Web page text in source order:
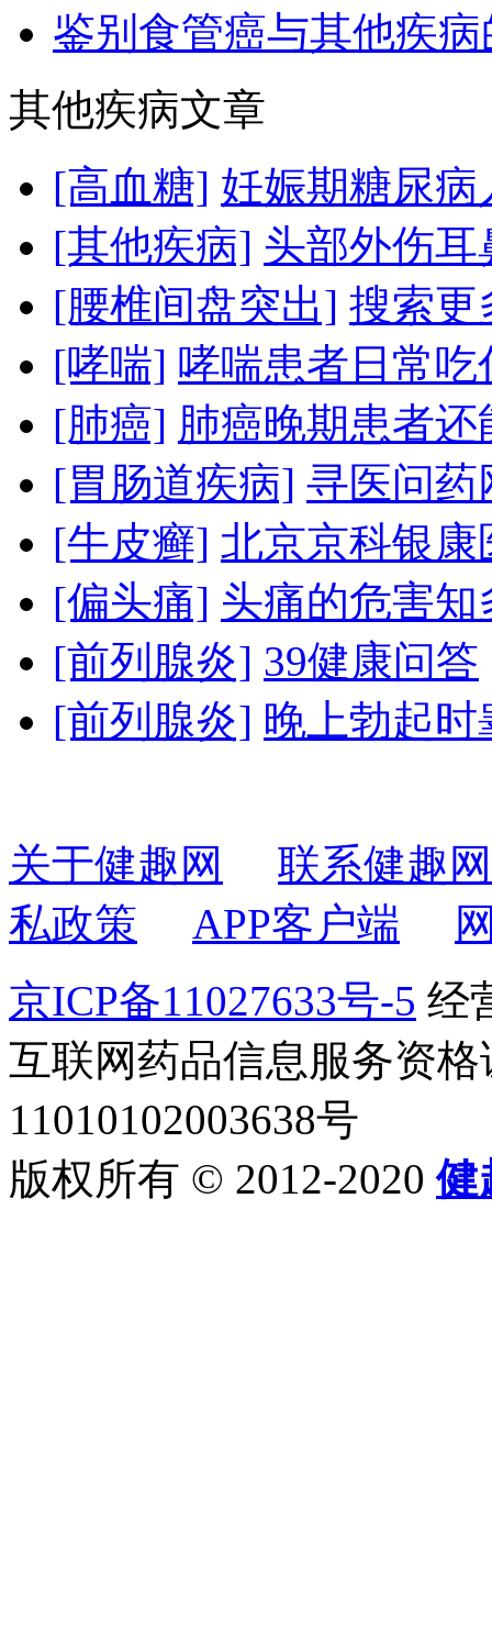
鉴别食管癌与其他疾
其他疾病文章
[高血糖] 妊娠期糖尿
[其他疾病] 头部外伤耳
[腰椎间盘突出] 搜索更
[哮喘] 哮喘患者日常吃
[肺癌] 肺癌晚期患者还
[胃肠道疾病] 寻医问药
[牛皮癣] 北京京科银康
[偏头痛] 头痛的危害知
[前列腺炎] 39健康问答
[前列腺炎] 晚上勃起时
关于健趣网
联系健趣网
私政策
APP客户端
京ICP备11027633号-5 经
互联网药品信息服务资
11010102003638号
版权所有 © 2012-2020健